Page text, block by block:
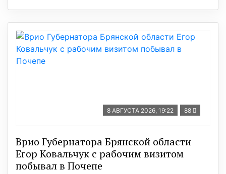
8 АВГУСТА 2026, 19:22 88
Врио Губернатора Брянской области
Егор Ковальчук с рабочим визитом
побывал в Почепе